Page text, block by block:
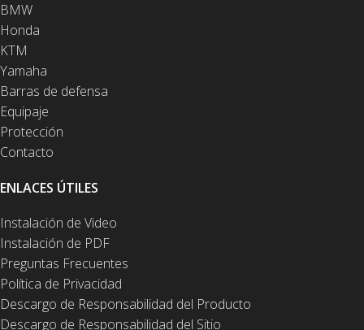
BMW
Honda
KTM
Yamaha
Barras de defensa
Equipaje
Protección
Contacto
ENLACES ÚTILES
Instalación de Video
Instalación de PDF
Preguntas Frecuentes
Política de Privacidad
Descargo de Responsabilidad del Producto
Descargo de Responsabilidad del Sitio